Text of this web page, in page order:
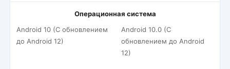
Операционная система
Android 10 (С обновлением
до Android 12)
Android 10.0 (С
обновлением до Android
12)